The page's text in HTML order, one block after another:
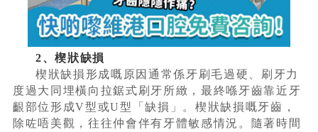
2、楔狀缺損
楔狀缺損形成嘅原因通常係牙刷毛過硬、刷牙力
度過大同埋橫向拉鋸式刷牙所緻，最終喺牙齒靠近牙
齦部位形成V型或U型「缺損」。楔狀缺損嘅牙齒，
除咗唔美觀，往往仲會伴有牙體敏感情況。隨著時間